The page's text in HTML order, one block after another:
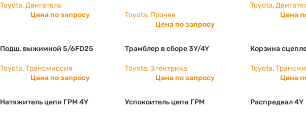
Toyota,Двигатель
Цена по запросу
Toyota, Прочее
Цена по запросу
Toyota,
Цена
Подш. выжимной 5/6FD25
Toyota,Трансмиссия
Цена по запросу
Трамблер в сборе 3Y/4Y
Toyota,Электрика
Цена по запросу
Корзина
Toyota,
Цена
Натяжитель цепи ГРМ 4Y Успокоитель цепи ГРМ Распредвал 4Y